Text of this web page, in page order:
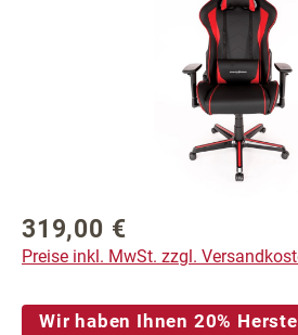
Regulärer Preis:
319,00 €
Preise inkl. MwSt. zzgl.
Wir haben Ihnen 20%